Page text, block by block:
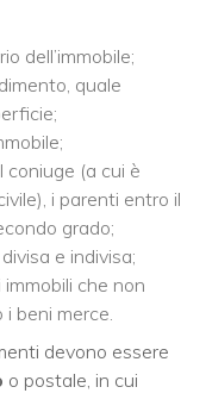
dell’immobile;
quale
coniuge (a cui è
i parenti entro il
grado;
e indivisa;
che non
beni merce.
devono essere
o postale, in cui